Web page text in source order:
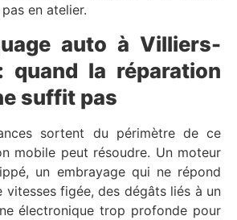
en atelier.
auto à Villiers-
quand la réparation
suffit pas
sortent du périmètre de ce
mobile peut résoudre. Un moteur
un embrayage qui ne répond
vitesses figée, des dégâts liés à un
électronique trop profonde pour